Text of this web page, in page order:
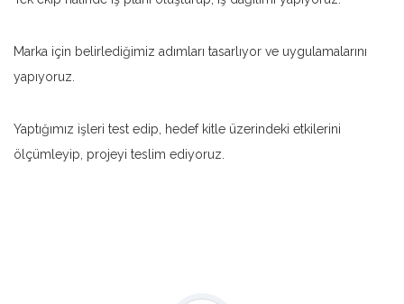
Marka için belirlediğimiz adımları tasarlıyor ve uygulamalarını
yapıyoruz.
Yaptığımız işleri test edip, hedef kitle üzerindeki etkilerini
ölçümleyip, projeyi teslim ediyoruz.